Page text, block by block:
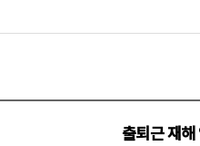
출퇴근 재